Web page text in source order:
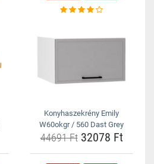
Konyhaszekrény Emily
W60okgr / 560 Dast Grey
44691 Ft32078 Ft